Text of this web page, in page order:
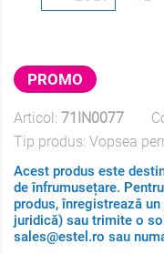
PROMO
Articol: 71IN0077
Tip produs: Vopsea
Acest produs este
de înfrumusețare.
produs, înregistrează
juridică) sau trimite o
sales@estel.ro sau